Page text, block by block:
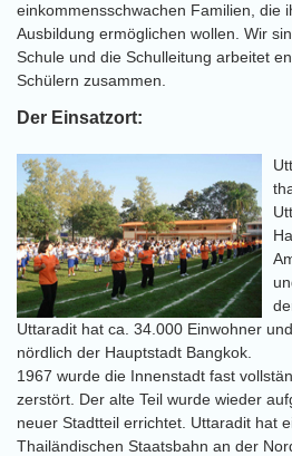
einkommensschwachen Familien, die
Ausbildung ermöglichen wollen. Wir
Schule und die Schulleitung arbeitet
Schülern zusammen.
Der Einsatzort:
Uttaradit hat ca. 34.000 Einwohner
nördlich der Hauptstadt Bangkok.
1967 wurde die Innenstadt fast
zerstört. Der alte Teil wurde wieder
neuer Stadtteil errichtet. Uttaradit hat
Thailändischen Staatsbahn an der